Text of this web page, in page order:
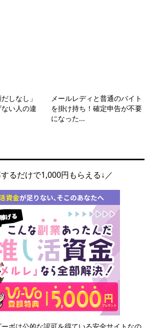
しなし」
い人の違
メールレディと普通のバイト
を掛け持ち！確定申告が不要
になった...
るだけで1,000円もらえる↓／